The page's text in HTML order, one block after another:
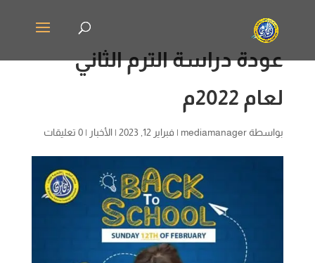
عودة دراسة الترم الثاني
لعام 2022م
بواسطةmediamanager
| فبراير 12, 2023 | الأخبار | 0 تعليقات